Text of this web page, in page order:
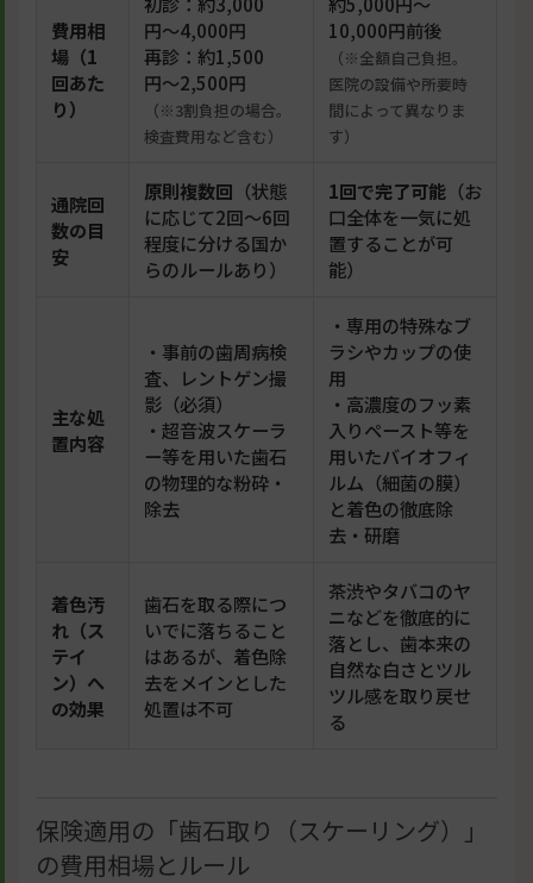
費用相
場（1
回あた
り）
円〜4,000円
再診：約1,500
円〜2,500円
（※3割負担の場合。
検査費用など含む）
10,000円前後
（※全額自己負担。
医院の設備や所要時
間によって異なりま
す）
通院回
数の目
安
原則複数回 （状態
に応じて2回〜6回
程度に分ける国か
らのルールあり）
1回で完了可能 （お
口全体を一気に処
置することが可
能）
主な処
置内容
・事前の歯周病検
査、レントゲン撮
影（必須）
・超音波スケーラ
ー等を用いた歯石
の物理的な粉砕・
除去
・専用の特殊なブ
ラシやカップの使
用
・高濃度のフッ素
入りペースト等を
用いたバイオフィ
ルム（細菌の膜）
と着色の徹底除
去・研磨
着色汚
れ（ス
テイ
ン）へ
の効果
歯石を取る際につ
いでに落ちること
はあるが、着色除
去をメインとした
処置は不可
茶渋やタバコのヤ
ニなどを徹底的に
落とし、歯本来の
自然な白さとツル
ツル感を取り戻せ
る
保険適用の「歯石取り（スケーリング）」
の費用相場とルール